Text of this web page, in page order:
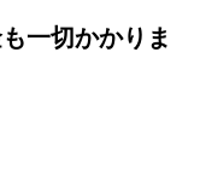
一切かかりま